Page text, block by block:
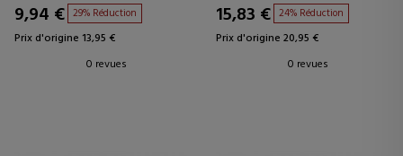
9,94 € 29% Réduction
Prix d'origine 13,95 €
0 revues
15,83 € 24% Réduction
Prix d'origine 20,95 €
0 revues